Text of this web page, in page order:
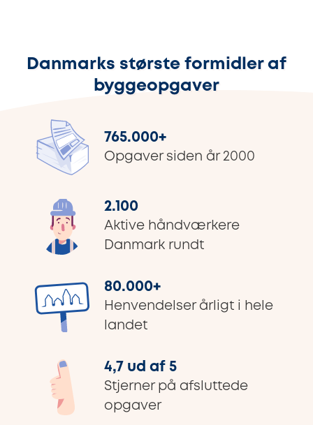
Danmarks største formidler af
byggeopgaver
765.000+
Opgaver siden år 2000
2.100
Aktive håndværkere
Danmark rundt
80.000+
Henvendelser årligt i hele
landet
4,7 ud af 5
Stjerner på afsluttede
opgaver